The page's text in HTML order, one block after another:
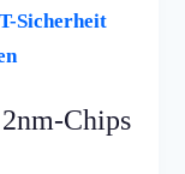
Sicherheit
Chips